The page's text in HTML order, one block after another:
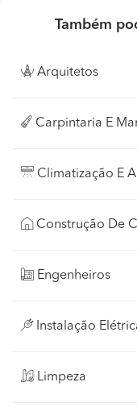
Também
Arquitetos
Carpintaria E
Climatização E
Construção De
Engenheiros
Instalação
Limpeza